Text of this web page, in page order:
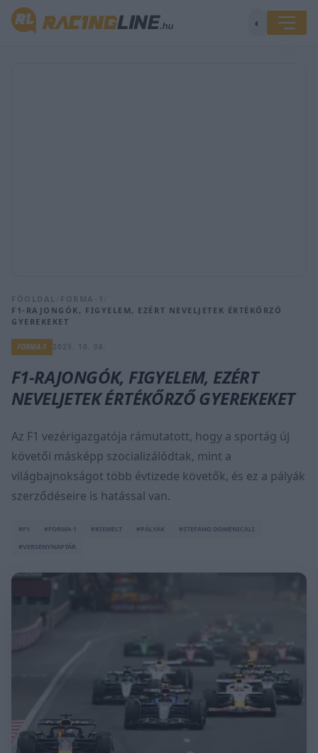
◐
FŐOLDAL FORMA-1
F1-RAJONGÓK, FIGYELEM, EZÉRT NEVELJETEK ÉRTÉKŐRZŐ
GYEREKEKET
FORMA-1
F1-RAJONGÓK, FIGYELEM, EZÉRT
NEVELJETEK ÉRTÉKŐRZŐ GYEREKEKET
Az F1 vezérigazgatója rámutatott, hogy a sportág új
követői másképp szocializálódtak, mint a
világbajnokságot több évtizede követők, és ez a pályák
szerződéseire is hatással van.
#F1 #FORMA-1 #KIEMELT #PÁLYÁK
#STEFANO DOMENICALI
#VERSENYNAPTÁR